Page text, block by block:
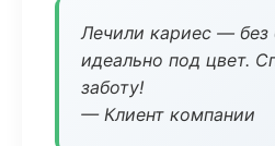
Лечили кариес — без
идеально под цвет.
заботу!
— Клиент компании